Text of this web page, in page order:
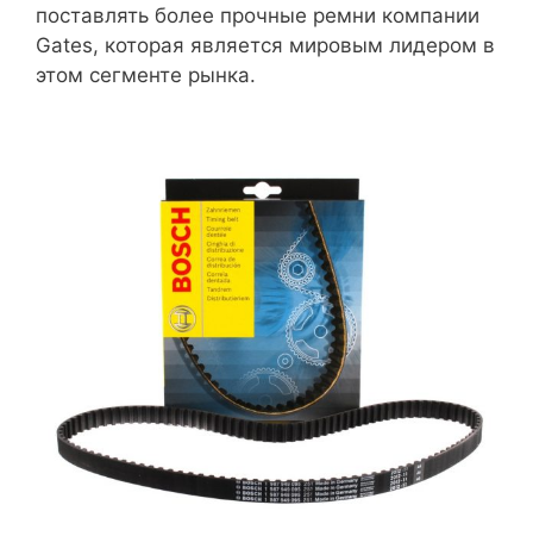
поставлять более прочные ремни компании
Gates, которая является мировым лидером в
этом сегменте рынка.